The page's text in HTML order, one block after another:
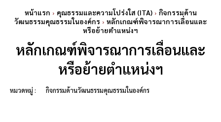
หน้าแรก คุณธรรมและความโปร่งใส (ITA)
กิจกรรมด้าน
วัฒนธรรมคุณธรรมในองค์กร
หลักเกณฑ์พิจารณาการเลื่อนและ
หรือย้ายตำแหน่งฯ
หลักเกณฑ์พิจารณาการเลื่อนและ
หรือย้ายตำแหน่งฯ
หมวดหมู่ : กิจกรรมด้านวัฒนธรรมคุณธรรมในองค์กร